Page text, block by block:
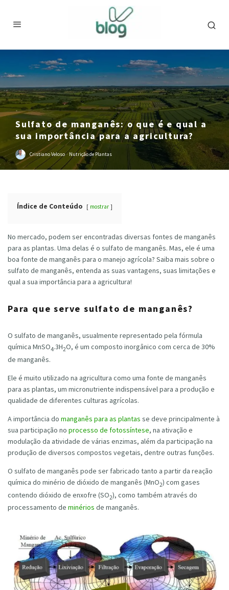
Sulfato de manganês: o que é e qual a
sua importância para a agricultura?
Cristiano Veloso · Nutrição de Plantas
Índice de Conteúdo mostrar
No mercado, podem ser encontradas diversas fontes de manganês
para as plantas. Uma delas é o sulfato de manganês. Mas, ele é uma
boa fonte de manganês para o manejo agrícola? Saiba mais sobre o
sulfato de manganês, entenda as suas vantagens, suas limitações e
qual a sua importância para a agricultura!
Para que serve sulfato de manganês?
O sulfato de manganês, usualmente representado pela fórmula
química MnSO4.3H2O, é um composto inorgânico com cerca de 30%
de manganês.
Ele é muito utilizado na agricultura como uma fonte de manganês
para as plantas, um micronutriente indispensável para a produção e
qualidade de diferentes culturas agrícolas.
A importância do manganês para as plantas se deve principalmente à
sua participação no processo de fotossíntese, na ativação e
modulação da atividade de várias enzimas, além da participação na
produção de diversos compostos vegetais, dentre outras funções.
O sulfato de manganês pode ser fabricado tanto a partir da reação
química do minério de dióxido de manganês (MnO2) com gases
contendo dióxido de enxofre (SO2), como também através do
processamento de minérios de manganês.